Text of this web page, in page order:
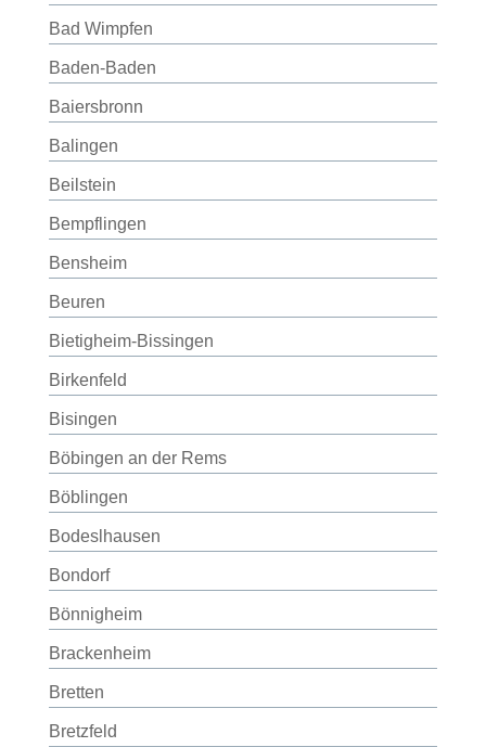
Bad Wimpfen
Baden-Baden
Baiersbronn
Balingen
Beilstein
Bempflingen
Bensheim
Beuren
Bietigheim-Bissingen
Birkenfeld
Bisingen
Böbingen an der Rems
Böblingen
Bodeslhausen
Bondorf
Bönnigheim
Brackenheim
Bretten
Bretzfeld